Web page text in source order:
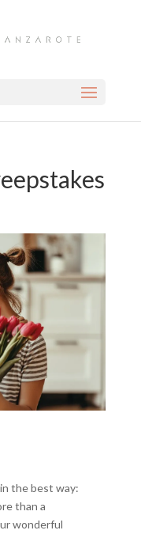
the best way:
than a
wonderful